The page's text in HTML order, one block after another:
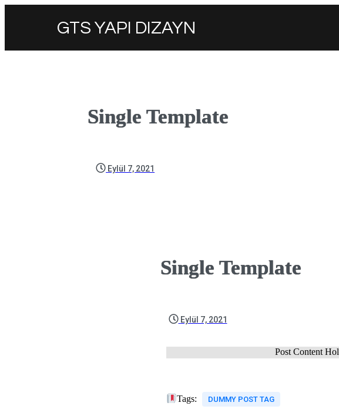
GTS YAPI DIZAYN
Single Template
Eylül 7, 2021
Single Template
Eylül 7, 2021
Post Content
Tags: DUMMY POST TAG